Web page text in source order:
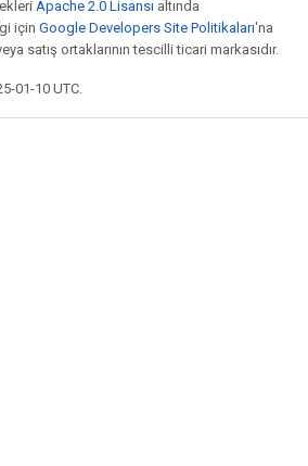
Apache 2.0 Lisansı altında
için Google Developers Site Politikaları'na
satış ortaklarının tescilli ticari markasıdır.
01-10 UTC.